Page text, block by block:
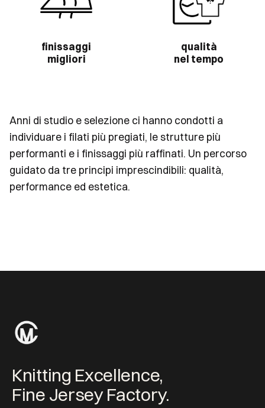
finissaggi
migliori
qualità
nel tempo
Anni di studio e selezione ci hanno condotti a
individuare i filati più pregiati, le strutture più
performanti e i finissaggi più raffinati. Un percorso
guidato da tre principi imprescindibili: qualità,
performance ed estetica.
Knitting Excellence,
Fine Jersey Factory.